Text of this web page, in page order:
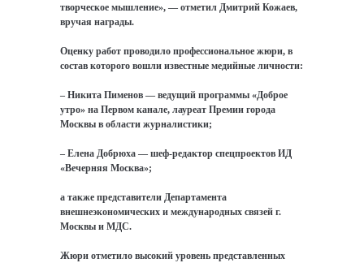
творческое мышление», — отметил Дмитрий Кожаев,
вручая награды.
Оценку работ проводило профессиональное жюри, в
состав которого вошли известные медийные личности:
– Никита Пименов — ведущий программы «Доброе
утро» на Первом канале, лауреат Премии города
Москвы в области журналистики;
– Елена Добрюха — шеф-редактор спецпроектов ИД
«Вечерняя Москва»;
а также представители Департамента
внешнеэкономических и международных связей г.
Москвы и МДС.
Жюри отметило высокий уровень представленных